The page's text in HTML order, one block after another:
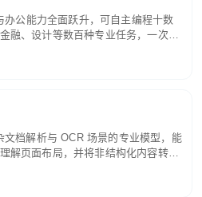
公能力全面跃升，可自主编程十数
融、设计等数百种专业任务，一次对
视觉理解贯穿规划、执行与验证全流
度语义解析。长程任务中自主规划与
文档解析与 OCR 场景的专业模型，能
解页面布局，并将非结构化内容转换
结构化结果。